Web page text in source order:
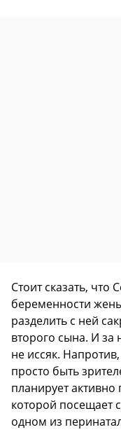
Стоит сказать,
беременности
разделить с ней
второго сына. И за
не иссяк.
просто быть
планирует активно
которой посещает
одном из